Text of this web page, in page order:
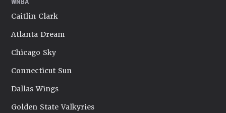
Caitlin Clark
Atlanta Dream
Chicago Sky
Connecticut Sun
Dallas Wings
Golden State Valkyries